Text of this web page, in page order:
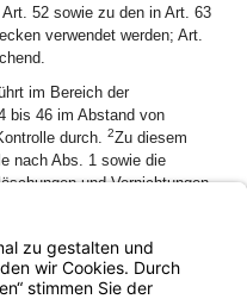
52 sowie zu den in Art. 63
verwendet werden; Art.
im Bereich der
bis 46 im Abstand von
durch. 2Zu diesem
nach Abs. 1 sowie die
und Vernichtungen
Weise zur Verfügung zu
für die weiteren in Abs. 1
mehr benötigt werden, sind